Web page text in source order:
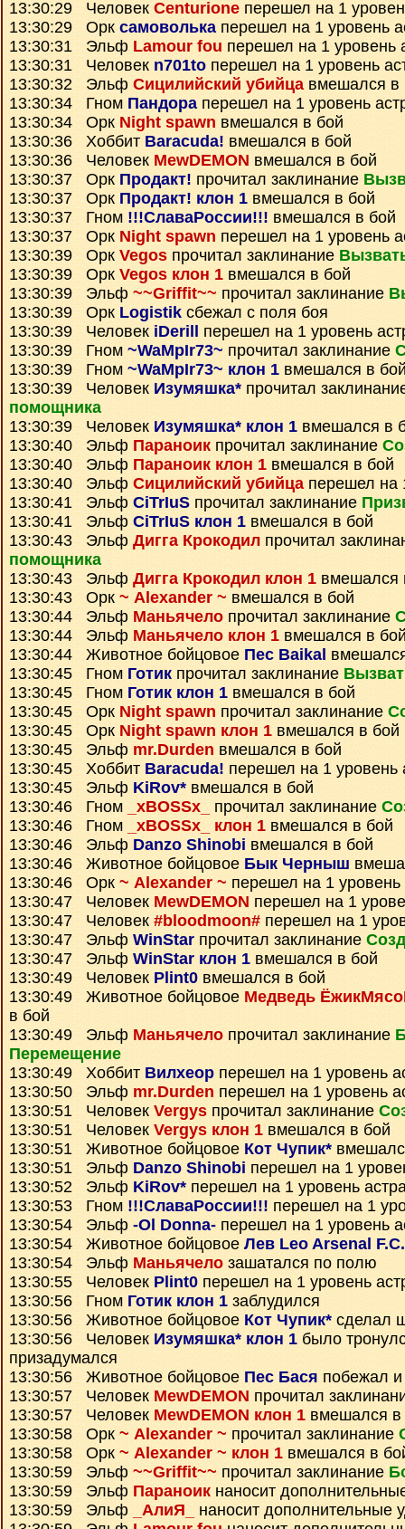
13:30:29 Человек Centurione перешел на 1
13:30:29 Орк самоволькаперешел на 1 уровень
13:30:31 Эльф Lamour fou перешел на 1 уровень
13:30:31 Человек n701to перешел на 1 уровень
13:30:32 Эльф Сицилийский убийцавмешался в
13:30:34 Гном Пандораперешел на 1 уровень
13:30:34 Орк Night spawn вмешался в бой
13:30:36 Хоббит Baracuda! вмешался в бой
13:30:36 Человек MewDEMON вмешался в бой
13:30:37 Орк Продакт! прочитал заклинание
13:30:37 Орк Продакт! клон 1 вмешался в бой
13:30:37 Гном !!!СлаваРоссии!!! вмешался в бой
13:30:37 Орк Night spawn перешел на 1 уровень
13:30:39 Орк Vegos прочитал заклинание
13:30:39 Орк Vegos клон 1 вмешался в бой
13:30:39 Эльф ~~Griffit~~ прочитал заклинание
13:30:39 Орк Logistik сбежал с поля боя
13:30:39 Человек iDerill
перешел на 1 уровень
13:30:39 Гном ~WaMpIr73~ прочитал заклинание
13:30:39 Гном ~WaMpIr73~ клон 1 вмешался в
13:30:39 Человек Изумяшка* прочитал
помощника
13:30:39 Человек Изумяшка* клон 1 вмешался в
13:30:40 Эльф Параноик прочитал заклинание
13:30:40 Эльф Параноик клон 1 вмешался в бой
13:30:40 Эльф Сицилийский убийцаперешел на
13:30:41 Эльф CiTrIuS прочитал заклинание
13:30:41 Эльф CiTrIuS клон 1 вмешался в бой
13:30:43 Эльф Дигга Крокодил прочитал
помощника
13:30:43 Эльф Дигга Крокодил клон 1 вмешался
13:30:43 Орк ~ Alexander ~ вмешался в бой
13:30:44 Эльф Маньячело прочитал заклинание
13:30:44 Эльф Маньячело клон 1 вмешался в
13:30:44 Животное бойцовое Пес Baikal
13:30:45 Гном Готик прочитал заклинание
13:30:45 Гном Готик клон 1 вмешался в бой
13:30:45 Орк Night spawn прочитал заклинание
13:30:45 Орк Night spawn клон 1 вмешался в бой
13:30:45 Эльф mr.Durden вмешался в бой
13:30:45 Хоббит Baracuda! перешел на 1 уровень
13:30:45 Эльф KiRov* вмешался в бой
13:30:46 Гном
_xBOSSx_ прочитал заклинание
13:30:46 Гном
_xBOSSx_ клон 1 вмешался в бой
13:30:46 Эльф Danzo Shinobi вмешался в бой
13:30:46 Животное бойцовое Бык Черныш
13:30:46 Орк ~ Alexander ~ перешел на 1 уровень
13:30:47 Человек MewDEMON перешел на 1
13:30:47 Человек #bloodmoon# перешел на 1
13:30:47 Эльф WinStar прочитал заклинание
13:30:47 Эльф WinStar клон 1 вмешался в бой
13:30:49 Человек Plint0 вмешался в бой
13:30:49 Животное бойцовое Медведь
в бой
13:30:49 Эльф Маньячело прочитал заклинание
Перемещение
13:30:49 Хоббит Вилхеор перешел на 1 уровень
13:30:50 Эльф mr.Durden перешел на 1 уровень
13:30:51 Человек Vergys прочитал заклинание
13:30:51 Человек Vergys клон 1 вмешался в бой
13:30:51 Животное бойцовое Кот Чупик*
13:30:51 Эльф Danzo Shinobi перешел на 1
13:30:52 Эльф KiRov* перешел на 1 уровень
13:30:53 Гном !!!СлаваРоссии!!! перешел на 1
13:30:54 Эльф -Ol Donna- перешел на 1 уровень
13:30:54 Животное бойцовое Лев Leo Arsenal F.C.
13:30:54 Эльф Маньячело зашатался по полю
13:30:55 Человек Plint0 перешел на 1 уровень
13:30:56 Гном Готик клон 1 заблудился
13:30:56 Животное бойцовое Кот Чупик* сделал
13:30:56 Человек Изумяшка* клон 1 было
призадумался
13:30:56 Животное бойцовое Пес Бася побежал и
13:30:57 Человек MewDEMON прочитал
13:30:57 Человек MewDEMON клон 1 вмешался в
13:30:58 Орк ~ Alexander ~ прочитал заклинание
13:30:58 Орк ~ Alexander ~ клон 1 вмешался в
13:30:59 Эльф ~~Griffit~~ прочитал заклинание
13:30:59 Эльф Параноик наносит
13:30:59 Эльф
_АлиЯ_
наносит дополнительные